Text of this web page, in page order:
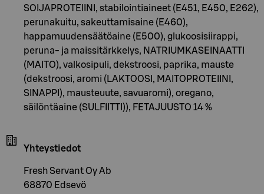
SOIJAPROTEIINI, stabilointiaineet (E451, E450, E262),
perunakuitu, sakeuttamisaine (E460),
happamuudensäätöaine (E500), glukoosisiirappi,
peruna- ja maissitärkkelys, NATRIUMKASEINAATTI
(MAITO), valkosipuli, dekstroosi, paprika, mauste
(dekstroosi, aromi (LAKTOOSI, MAITOPROTEIINI,
SINAPPI), mausteuute, savuaromi), oregano,
säilöntäaine (SULFIITTI)), FETAJUUSTO 14 %
Yhteystiedot
Fresh Servant Oy Ab
68870 Edsevö